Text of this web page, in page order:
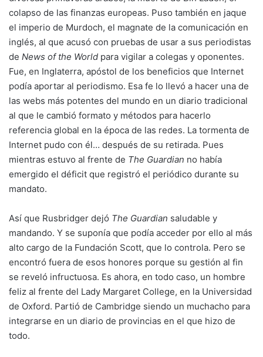
colapso de las finanzas europeas. Puso también en jaque
el imperio de Murdoch, el magnate de la comunicación en
inglés, al que acusó con pruebas de usar a sus periodistas
de News of the World para vigilar a colegas y oponentes.
Fue, en Inglaterra, apóstol de los beneficios que Internet
podía aportar al periodismo. Esa fe lo llevó a hacer una de
las webs más potentes del mundo en un diario tradicional
al que le cambió formato y métodos para hacerlo
referencia global en la época de las redes. La tormenta de
Internet pudo con él… después de su retirada. Pues
mientras estuvo al frente de The Guardian no había
emergido el déficit que registró el periódico durante su
mandato.
Así que Rusbridger dejó The Guardian saludable y
mandando. Y se suponía que podía acceder por ello al más
alto cargo de la Fundación Scott, que lo controla. Pero se
encontró fuera de esos honores porque su gestión al fin
se reveló infructuosa. Es ahora, en todo caso, un hombre
feliz al frente del Lady Margaret College, en la Universidad
de Oxford. Partió de Cambridge siendo un muchacho para
integrarse en un diario de provincias en el que hizo de
todo.